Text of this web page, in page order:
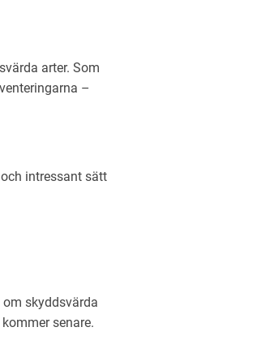
arter. Som
–
intressant sätt
skyddsvärda
senare.